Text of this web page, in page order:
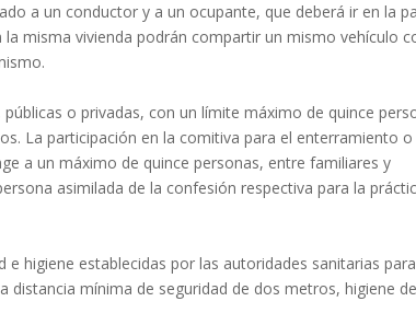
a un conductor y a un ocupante, que deberá ir en la
misma vivienda podrán compartir un mismo vehículo
o privadas, con un límite máximo de quince
La participación en la comitiva para el enterramiento o
a un máximo de quince personas, entre familiares y
asimilada de la confesión respectiva para la
higiene establecidas por las autoridades sanitarias
distancia mínima de seguridad de dos metros, higiene de